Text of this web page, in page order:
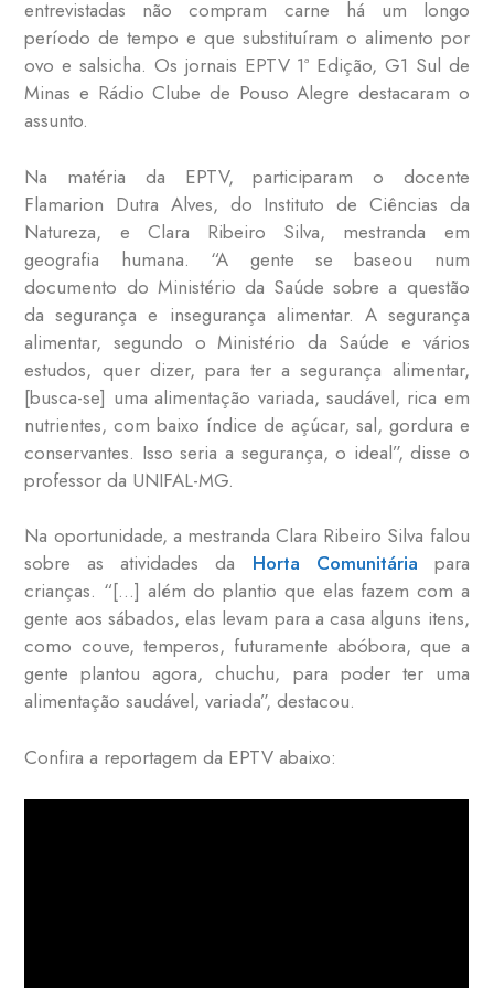
entrevistadas não compram carne há um longo
período de tempo e que substituíram o alimento por
ovo e salsicha. Os jornais EPTV 1ª Edição, G1 Sul de
Minas e Rádio Clube de Pouso Alegre destacaram o
assunto.
Na matéria da EPTV, participaram o docente
Flamarion Dutra Alves, do Instituto de Ciências da
Natureza, e Clara Ribeiro Silva, mestranda em
geografia humana. “A gente se baseou num
documento do Ministério da Saúde sobre a questão
da segurança e insegurança alimentar. A segurança
alimentar, segundo o Ministério da Saúde e vários
estudos, quer dizer, para ter a segurança alimentar,
[busca-se] uma alimentação variada, saudável, rica em
nutrientes, com baixo índice de açúcar, sal, gordura e
conservantes. Isso seria a segurança, o ideal”, disse o
professor da UNIFAL-MG.
Na oportunidade, a mestranda Clara Ribeiro Silva falou
sobre as atividades da Horta Comunitária para
crianças. “[…] além do plantio que elas fazem com a
gente aos sábados, elas levam para a casa alguns itens,
como couve, temperos, futuramente abóbora, que a
gente plantou agora, chuchu, para poder ter uma
alimentação saudável, variada”, destacou.
Confira a reportagem da EPTV abaixo: